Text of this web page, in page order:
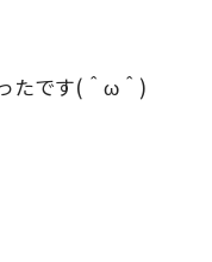
たです(＾ω＾)